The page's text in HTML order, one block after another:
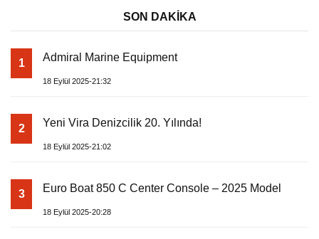
SON DAKİKA
1 Admiral Marine Equipment
18 Eylül 2025-21:32
2 Yeni Vira Denizcilik 20. Yılında!
18 Eylül 2025-21:02
3 Euro Boat 850 C Center Console – 2025 Model
18 Eylül 2025-20:28